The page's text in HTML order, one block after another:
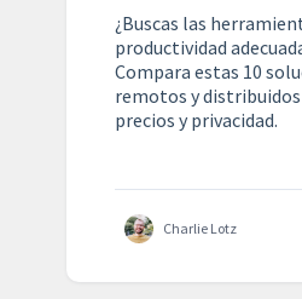
¿Buscas las
productividad
Compara estas 10
remotos y
precios y privacidad.
Charlie Lotz